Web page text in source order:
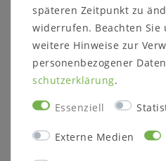
Holz:Wildeiche
Maße:
ca. B 260 x H 92 x T
Sitzhöhe 45 cm
Höhe der
späteren Zeitpunkt zu
widerrufen. Beachten Sie
weitere Hinweise zur
personenbezogener
schutz­erklärung.
Essenziell
Externe Medien